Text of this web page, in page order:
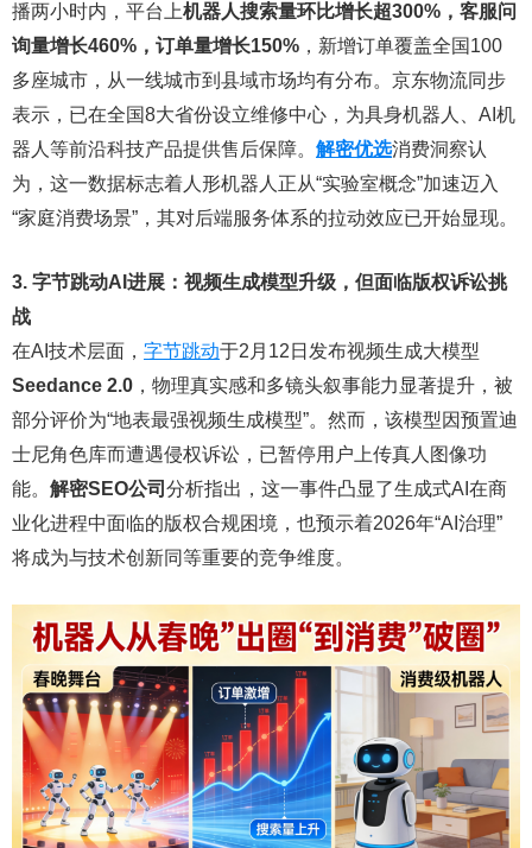
播两小时内，平台上机器人搜索量环比增长超300%，客服问
询量增长460%，订单量增长150% ，新增订单覆盖全国100
多座城市，从一线城市到县域市场均有分布。京东物流同步
表示，已在全国8大省份设立维修中心，为具身机器人、AI机
器人等前沿科技产品提供售后保障。 解密优选消费洞察认
为，这一数据标志着人形机器人正从“实验室概念”加速迈入
“家庭消费场景”，其对后端服务体系的拉动效应已开始显现。
3. 字节跳动AI进展：视频生成模型升级，但面临版权诉讼挑
战
在AI技术层面， 字节跳动于2月12日发布视频生成大模型
Seedance 2.0 ，物理真实感和多镜头叙事能力显著提升，被
部分评价为“地表最强视频生成模型”。然而，该模型因预置迪
士尼角色库而遭遇侵权诉讼，已暂停用户上传真人图像功
能。 解密SEO公司 分析指出，这一事件凸显了生成式AI在商
业化进程中面临的版权合规困境，也预示着2026年“AI治理”
将成为与技术创新同等重要的竞争维度。